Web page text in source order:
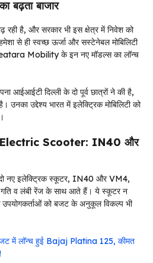
बाजार
रही है, और सरकार भी इस क्षेत्र में निवेश को
से ही स्वच्छ ऊर्जा और सस्टेनेबल मोबिलिटी
Mobility के इन नए मॉडल्स का लॉन्च
आईआईटी दिल्ली के दो पूर्व छात्रों ने की है,
उद्देश्य भारत में इलेक्ट्रिक मोबिलिटी को
Scooter: IN40 और
नए इलेक्ट्रिक स्कूटर, IN40 और VM4,
व लंबी रेंज के साथ आते हैं। ये स्कूटर न
को बजट के अनुकूल विकल्प भी
में लॉन्च हुई Bajaj Platina 125, कीमत